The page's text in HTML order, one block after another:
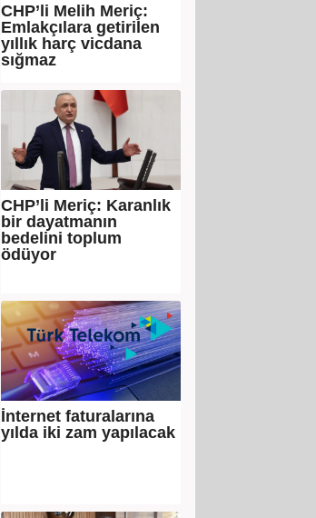
CHP’li Melih Meriç:
Emlakçılara getirilen
yıllık harç vicdana
sığmaz
CHP’li Meriç: Karanlık
bir dayatmanın
bedelini toplum
ödüyor
İnternet faturalarına
yılda iki zam yapılacak